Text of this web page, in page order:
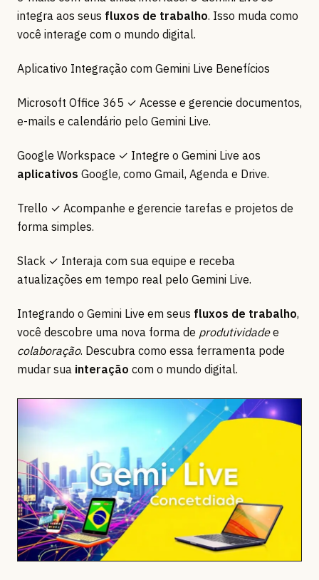
integra aos seus fluxos de trabalho. Isso muda como
você interage com o mundo digital.
Aplicativo Integração com Gemini Live Benefícios
Microsoft Office 365 ✓ Acesse e gerencie documentos,
e-mails e calendário pelo Gemini Live.
Google Workspace ✓ Integre o Gemini Live aos
aplicativos Google, como Gmail, Agenda e Drive.
Trello ✓ Acompanhe e gerencie tarefas e projetos de
forma simples.
Slack ✓ Interaja com sua equipe e receba
atualizações em tempo real pelo Gemini Live.
Integrando o Gemini Live em seus fluxos de trabalho,
você descobre uma nova forma de produtividadee
colaboração. Descubra como essa ferramenta pode
mudar sua interação com o mundo digital.